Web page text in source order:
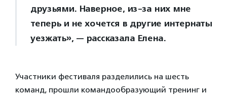
друзьями. Наверное, из-за них мне
теперь и не хочется в другие интернаты
уезжать», — рассказала Елена.
Участники фестиваля разделились на шесть
команд, прошли командообразующий тренинг и